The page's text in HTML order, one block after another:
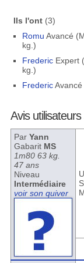
Ils l'ont(3)
Romu Avancé
kg.)
FredericExpert
kg.)
FredericAvancé
Avis
Par Yann
Gabarit MS
1m80 63 kg.
47 ans
Niveau
Intermédiaire
voir son quiver